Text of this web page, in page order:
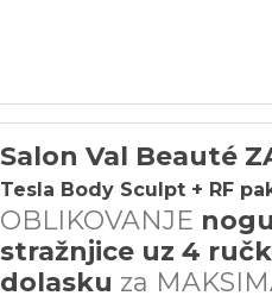
Salon Val Beauté
Tesla Body Sculpt + RF
OBLIKOVANJE
stražnjice uz 4
dolasku za